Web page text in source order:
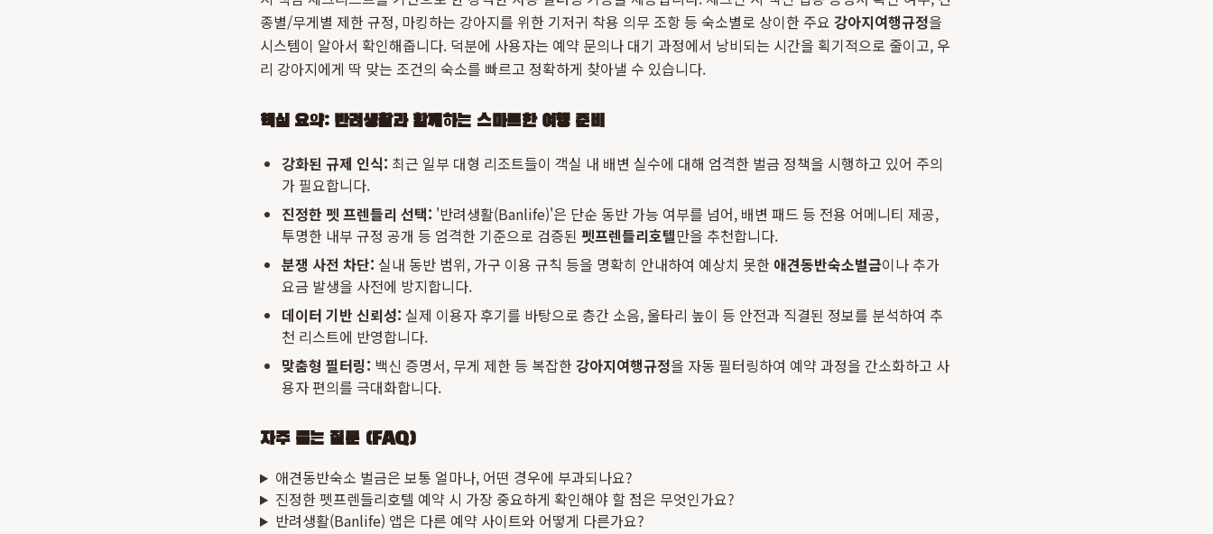
종별/무게별 제한 규정, 마킹하는 강아지를 위한 기저귀 착용 의무 조항 등 숙소별로 상이한 주요 강아지여행규정을
시스템이 알아서 확인해줍니다. 덕분에 사용자는 예약 문의나 대기 과정에서 낭비되는 시간을 획기적으로 줄이고, 우
리 강아지에게 딱 맞는 조건의 숙소를 빠르고 정확하게 찾아낼 수 있습니다.
핵심 요약: 반려생활과 함께하는 스마트한 여행 준비
강화된 규제 인식: 최근 일부 대형 리조트들이 객실 내 배변 실수에 대해 엄격한 벌금 정책을 시행하고 있어 주의
가 필요합니다.
진정한 펫 프렌들리 선택: '반려생활(Banlife)'은 단순 동반 가능 여부를 넘어, 배변 패드 등 전용 어메니티 제공,
투명한 내부 규정 공개 등 엄격한 기준으로 검증된 펫프렌들리호텔만을 추천합니다.
분쟁 사전 차단: 실내 동반 범위, 가구 이용 규칙 등을 명확히 안내하여 예상치 못한 애견동반숙소벌금이나 추가
요금 발생을 사전에 방지합니다.
데이터 기반 신뢰성: 실제 이용자 후기를 바탕으로 층간 소음, 울타리 높이 등 안전과 직결된 정보를 분석하여 추
천 리스트에 반영합니다.
맞춤형 필터링: 백신 증명서, 무게 제한 등 복잡한강아지여행규정을 자동 필터링하여 예약 과정을 간소화하고 사
용자 편의를 극대화합니다.
자주 묻는 질문 (FAQ)
애견동반숙소 벌금은 보통 얼마나, 어떤 경우에 부과되나요?
진정한 펫프렌들리호텔 예약 시 가장 중요하게 확인해야 할 점은 무엇인가요?
반려생활(Banlife) 앱은 다른 예약 사이트와 어떻게 다른가요?